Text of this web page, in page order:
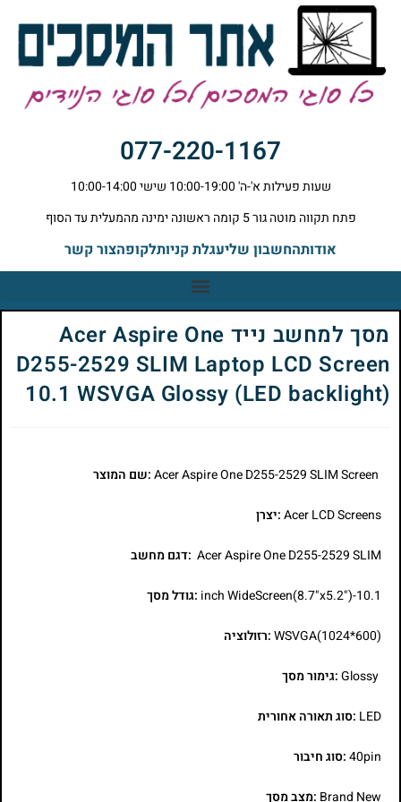
077-220-1167
שעות פעילות א'-ה' 10:00-19:00 שישי 10:00-14:00
פתח תקווה מוטה גור 5 קומה ראשונה ימינה מהמעלית עד הסוף
אודותהחשבון שליעגלת קניותלקופהצור קשר
מסך למחשב נייד Acer Aspire One
D255-2529 SLIM Laptop LCD Screen
10.1 WSVGA Glossy (LED backlight)
:שם המוצר
Acer LCD Screens:יצרן
Acer Aspire One D255-2529 SLIM :דגם מחשב
10.1-inch WideScreen(8.7"x5.2") :גודל מסך
WSVGA(1024*600):רזולוציה
Glossy:גימור מסך
LED :סוג תאורה אחורית
40pin:סוג חיבור
Brand New :מצב מסך